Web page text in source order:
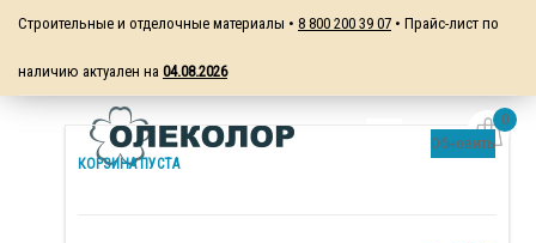
Строительные и отделочные материалы • 8 800 200 39 07 • Прайс-лист по
наличию актуален на 04.08.2026
0
КОРЗИНА ПУСТА
Обновить